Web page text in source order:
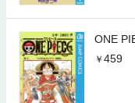
ONE
459